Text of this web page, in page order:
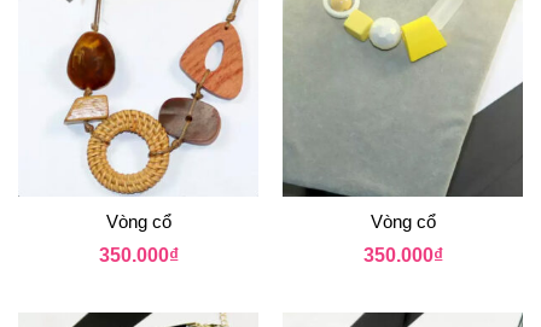
Vòng cổ
350.000₫
Vòng cổ
350.000₫